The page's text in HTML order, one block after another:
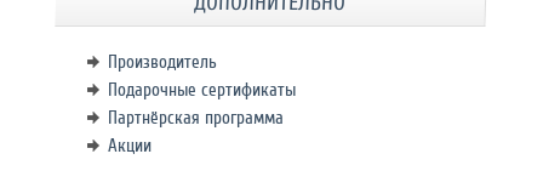
Производитель
Подарочные сертификаты
Партнёрская программа
Акции